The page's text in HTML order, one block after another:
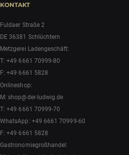
KONTAKT
Fuldaer Straße 2
DE 36381 Schlüchtern
Metzgerei Ladengeschäft:
T:+49 6661 70999-80
F: +49 6661 5828
Onlineshop:
M:shop@der-ludwig.de
T:+49 6661 70999-70
WhatsApp: +49 6661 70999-60
F: +49 6661 5828
Gastronomiegroßhandel: